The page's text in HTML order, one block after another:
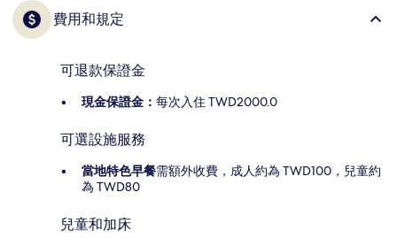
費用和規定
可退款保證金
現金保證金： 每次入住 TWD2000.0
可選設施服務
當地特色早餐需額外收費，成人約為 TWD100，兒童約
為 TWD80
兒童和加床